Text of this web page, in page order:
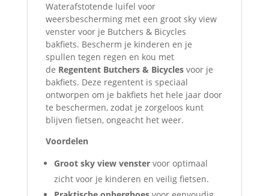
Waterafstotende luifel voor
weersbescherming met een groot sky view
venster voor je Butchers & Bicycles
bakfiets. Bescherm je kinderen en je
spullen tegen regen en kou met
de Regentent Butchers & Bicyclesvoor je
bakfiets. Deze regentent is speciaal
ontworpen om je bakfiets het hele jaar door
te beschermen, zodat je zorgeloos kunt
blijven fietsen, ongeacht het weer.
Voordelen
Groot sky view venstervoor optimaal
zicht voor je kinderen en veilig fietsen.